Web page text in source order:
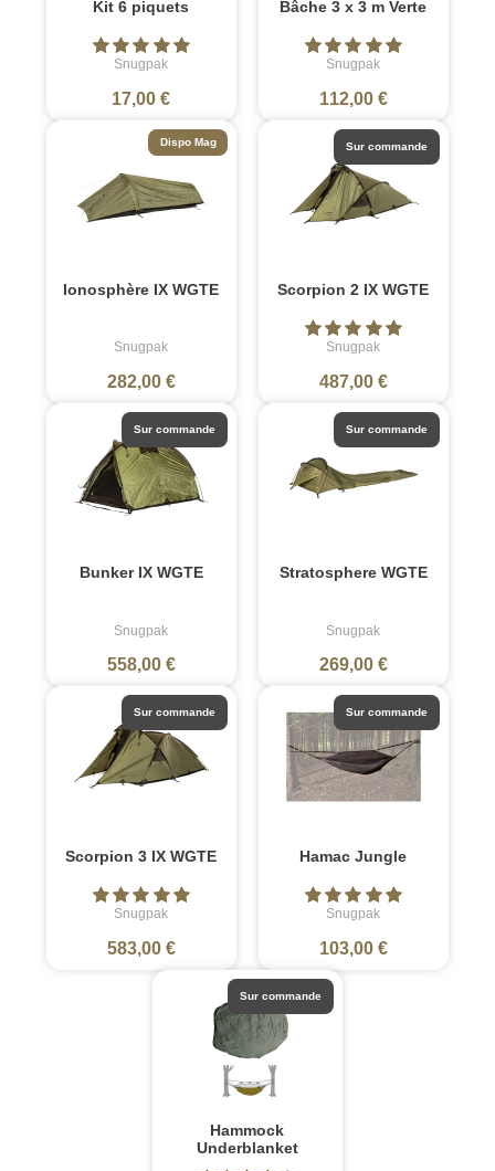
Kit 6 piquets
Snugpak
17,00 €
Bâche 3 x 3 m Verte
Snugpak
112,00 €
Ionosphère IX WGTE
Snugpak
282,00 €
Dispo Mag
Scorpion 2 IX WGTE
Snugpak
487,00 €
Sur commande
Bunker IX WGTE
Snugpak
558,00 €
Sur commande
Stratosphere WGTE
Snugpak
269,00 €
Sur commande
Scorpion 3 IX WGTE
Snugpak
583,00 €
Sur commande
Hamac Jungle
Snugpak
103,00 €
Sur commande
Hammock
Underblanket
Sur commande